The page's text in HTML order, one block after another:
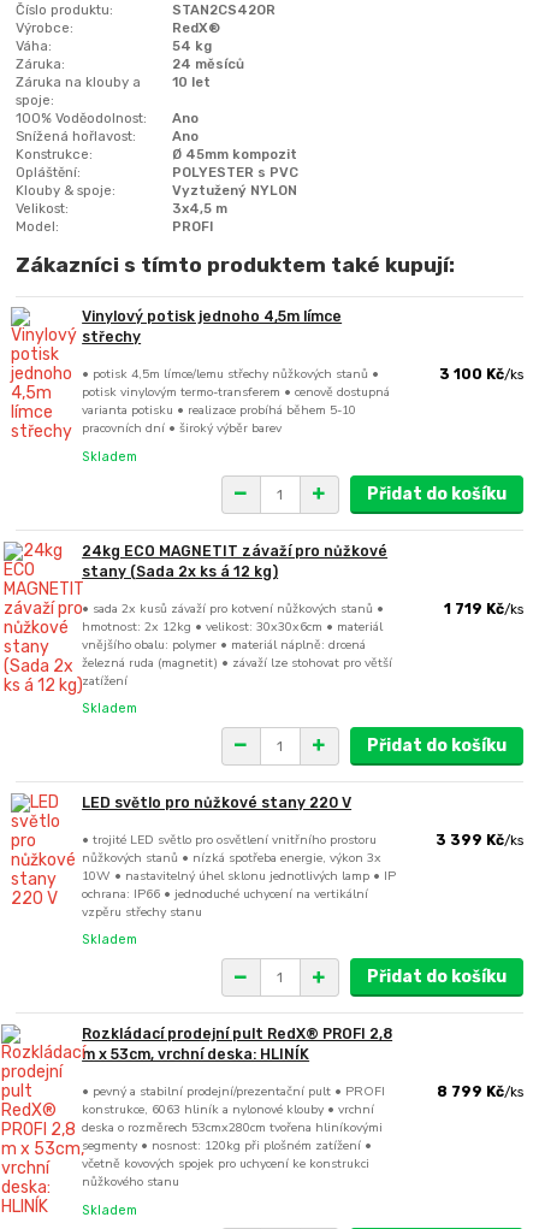
Číslo produktu:
STAN2CS42OR
Výrobce:
RedX®
Váha:
54 kg
Záruka:
24 měsíců
Záruka na klouby a
spoje:
10 let
100% Voděodolnost:
Ano
Snížená hořlavost:
Ano
Konstrukce:
Ø 45mm kompozit
Opláštění:
POLYESTER s PVC
Klouby & spoje:
Vyztužený NYLON
Velikost:
3x4,5 m
Model:
PROFI
Zákazníci s tímto produktem také kupují:
Vinylový potisk jednoho 4,5m límce
střechy
• potisk 4,5m límce/lemu střechy nůžkových stanů •
potisk vinylovým termo-transferem • cenově dostupná
varianta potisku • realizace probíhá během 5-10
pracovních dní • široký výběr barev
3 100 Kč/ks
Skladem
Přidat do košíku
24kg ECO MAGNETIT závaží pro nůžkové
stany (Sada 2x ks á 12 kg)
• sada 2x kusů závaží pro kotvení nůžkových stanů •
hmotnost: 2x 12kg • velikost: 30x30x6cm • materiál
vnějšího obalu: polymer • materiál náplně: drcená
železná ruda (magnetit) • závaží lze stohovat pro větší
zatížení
1 719 Kč/ks
Skladem
Přidat do košíku
LED světlo pro nůžkové stany 220 V
• trojité LED světlo pro osvětlení vnitřního prostoru
nůžkových stanů • nízká spotřeba energie, výkon 3x
10W • nastavitelný úhel sklonu jednotlivých lamp • IP
ochrana: IP66 • jednoduché uchycení na vertikální
vzpěru střechy stanu
3 399 Kč/ks
Skladem
Přidat do košíku
Rozkládací prodejní pult RedX® PROFI 2,8
m x 53cm, vrchní deska: HLINÍK
• pevný a stabilní prodejní/prezentační pult • PROFI
konstrukce, 6063 hliník a nylonové klouby • vrchní
deska o rozměrech 53cmx280cm tvořena hliníkovými
segmenty • nosnost: 120kg při plošném zatížení •
včetně kovových spojek pro uchycení ke konstrukci
nůžkového stanu
8 799 Kč/ks
Skladem